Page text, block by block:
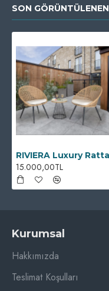
SON GÖRÜNTÜLENEN
15.000,00TL
Kurumsal
Hakkımızda
Teslimat Koşulları